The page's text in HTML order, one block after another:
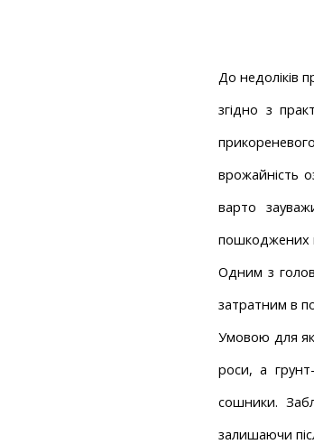
До недоліків
згідно з
врожайність
варто
пошкоджених
Одним з
затратним в
Умовою для
роси, а
сошники.
залишаючи
Я ознайомився